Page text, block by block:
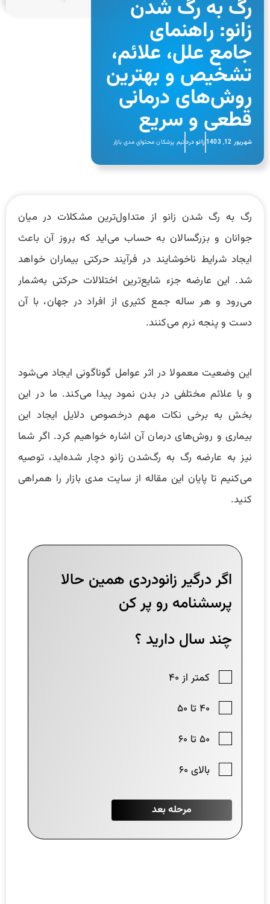
رگ به رگ شدن
زانو: راهنمای
جامع علل، علائم،
تشخیص و بهترین
روش‌های درمانی
قطعی و سریع
شهریور 12, 1403 زانو دردتیم پزشکان محتوای مدی بازار
رگ به‌ رگ شدن زانو از متداول‌ترین مشکلات در میان
جوانان و بزرگسالان به حساب می‌اید که بروز آن باعث
ایجاد شرایط ناخوشایند در فرآیند حرکتی بیماران خواهد
شد. این عارضه جزء شایع‌ترین اختلالات حرکتی به‌شمار
می‌رود و هر ساله جمع کثیری از افراد در جهان، با آن
دست و پنجه نرم می‌کنند.
این وضعیت معمولا در اثر عوامل گوناگونی ایجاد می‌شود
و با علائم‌ مختلفی در بدن نمود پیدا می‌کند. ما در این
بخش به برخی نکات مهم درخصوص دلایل ایجاد این
بیماری و روش‌های درمان آن اشاره خواهیم کرد. اگر شما
نیز به عارضه رگ‌ به رگ‌شدن زانو دچار شده‌اید، توصیه
می‌کنیم تا پایان این مقاله از سایت مدی بازار را همراهی
کنید.